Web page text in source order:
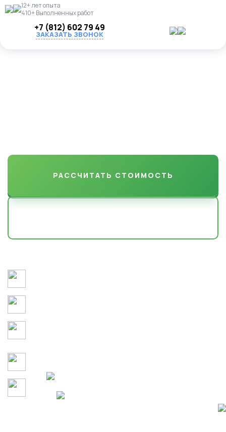
12+ лет опыта
410+ Выполненных работ
+7 (812) 602 79 49
ЗАКАЗАТЬ ЗВОНОК
РАССЧИТАТЬ СТОИМОСТЬ